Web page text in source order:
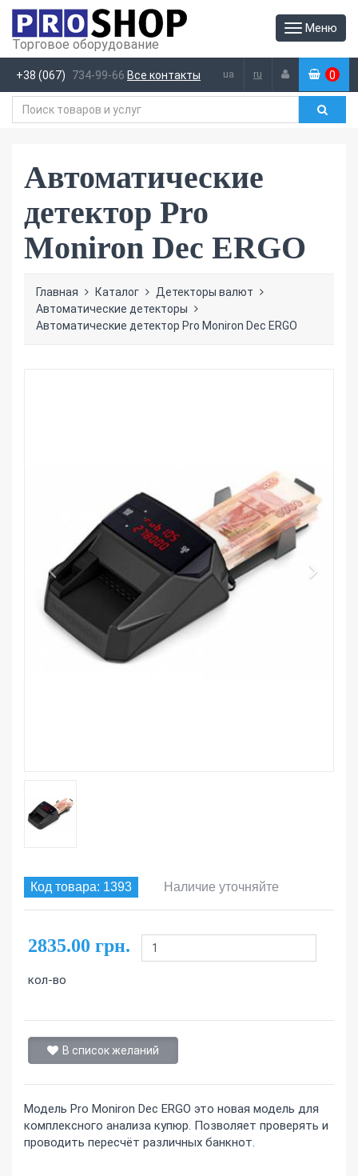
Меню
Торговое оборудование
+38 (067) 734-99-66 Все контакты ua ru (0 )
Автоматические
детектор Pro
Moniron Dec ERGO
Главная Каталог
Детекторы валют
Автоматические детекторы
Автоматические детектор Pro Moniron Dec ERGO
Код товара: 1393 Наличие уточняйте
2835.00 грн.
кол-во
В список желаний
Модель Pro Moniron Dec ERGO это новая модель для
комплексного анализа купюр. Позволяет проверять и
проводить пересчёт различных банкнот.